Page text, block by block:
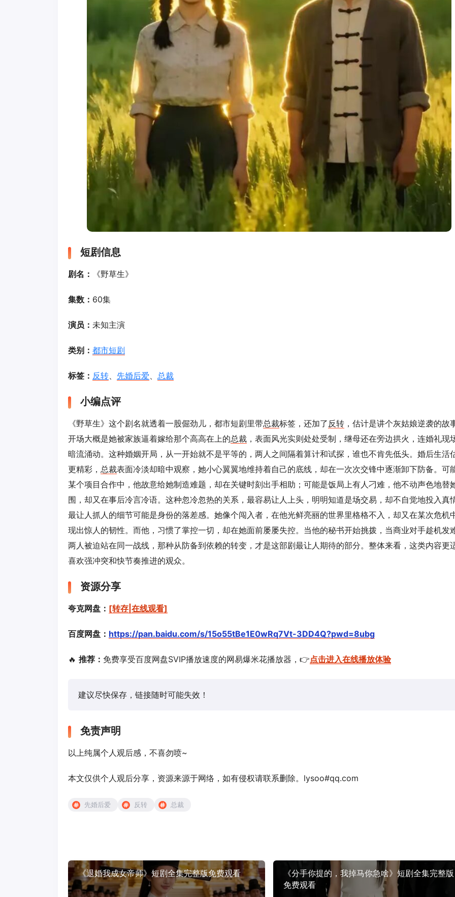
短剧信息
剧名： 《野草生》
集数： 60集
演员： 未知主演
类别： 都市短剧
标签： 反转、 先婚后爱、 总裁
小编点评
《野草生》这个剧名就透着一股倔劲儿，都市短剧里带总裁标签，还加了反转 ，估计是讲个灰姑娘逆袭的故
开场大概是她被家族逼着嫁给那个高高在上的总裁 ，表面风光实则处处受制，继母还在旁边拱火，连婚礼现
暗流涌动。这种婚姻开局，从一开始就不是平等的，两人之间隔着算计和试探，谁也不肯先低头。婚后生活
更精彩， 总裁表面冷淡却暗中观察，她小心翼翼地维持着自己的底线，却在一次次交锋中逐渐卸下防备。可
某个项目合作中，他故意给她制造难题，却在关键时刻出手相助；可能是饭局上有人刁难，他不动声色地替
围，却又在事后冷言冷语。这种忽冷忽热的关系，最容易让人上头，明明知道是场交易，却不自觉地投入真情
最让人抓人的细节可能是身份的落差感。她像个闯入者，在他光鲜亮丽的世界里格格不入，却又在某次危机
现出惊人的韧性。而他，习惯了掌控一切，却在她面前屡屡失控。当他的秘书开始挑拨，当商业对手趁机发
两人被迫站在同一战线，那种从防备到依赖的转变，才是这部剧最让人期待的部分。整体来看，这类内容更
喜欢强冲突和快节奏推进的观众。
资源分享
夸克网盘： [转存|在线观看]
百度网盘： https://pan.baidu.com/s/15o55tBe1E0wRq7Vt-3DD4Q?pwd=8ubg
🔥 推荐： 免费享受百度网盘SVIP播放速度的网易爆米花播放器，👉点击进入在线播放体验
建议尽快保存，链接随时可能失效！
免责声明
以上纯属个人观后感，不喜勿喷~
本文仅供个人观后分享，资源来源于网络，如有侵权请联系删除。lysoo#qq.com
先婚后爱 反转 总裁
《退婚我成女帝师》短剧全集完整版免费观看
《分手你提的，我掉马你急啥》短剧全集完整版
免费观看